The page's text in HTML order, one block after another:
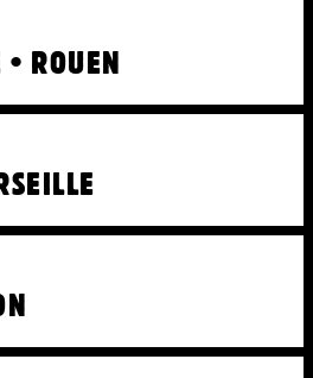
• ROUEN